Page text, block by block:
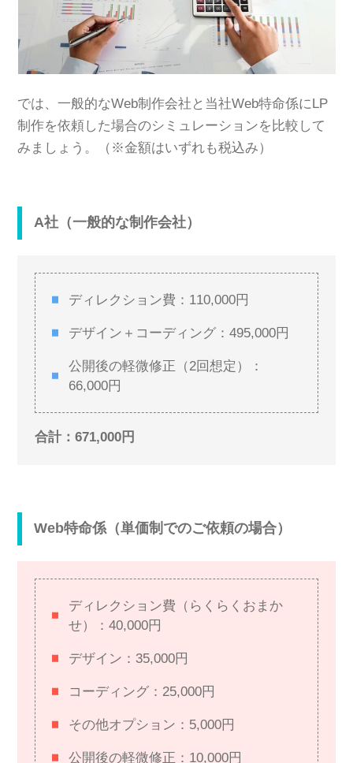
では、一般的なWeb制作会社と当社Web特命係にLP
制作を依頼した場合のシミュレーションを比較して
みましょう。（※金額はいずれも税込み）
A社（一般的な制作会社）
ディレクション費：110,000円
デザイン＋コーディング：495,000円
公開後の軽微修正（2回想定）：
66,000円
合計：671,000円
Web特命係（単価制でのご依頼の場合）
ディレクション費（らくらくおまか
せ）：40,000円
デザイン：35,000円
コーディング：25,000円
その他オプション：5,000円
公開後の軽微修正：10,000円